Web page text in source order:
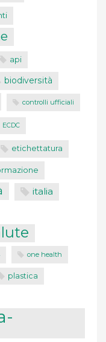
api
biodiversità
controlli ufficiali
ECDC
etichettatura
italia
one health
plastica